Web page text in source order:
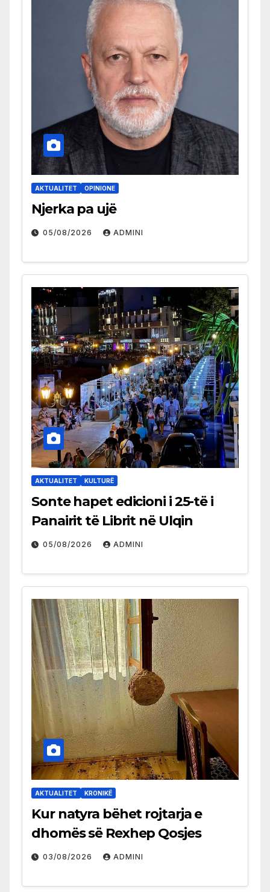
AKTUALITET OPINIONE
Njerka pa ujë
05/08/2026 ADMINI
AKTUALITET KULTURË
Sonte hapet edicioni i 25-të i
Panairit të Librit në Ulqin
05/08/2026 ADMINI
AKTUALITET KRONIKË
Kur natyra bëhet rojtarja e
dhomës së Rexhep Qosjes
03/08/2026 ADMINI